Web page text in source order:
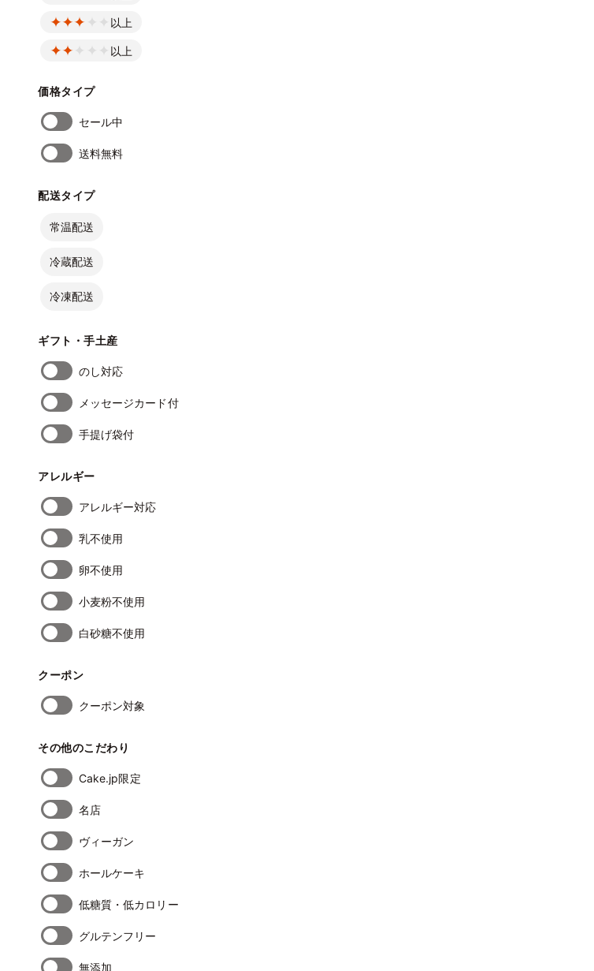
以上
以上
価格タイプ
セール中
送料無料
配送タイプ
常温配送
冷蔵配送
冷凍配送
ギフト・手土産
のし対応
メッセージカード付
手提げ袋付
アレルギー
アレルギー対応
乳不使用
卵不使用
小麦粉不使用
白砂糖不使用
クーポン
クーポン対象
その他のこだわり
Cake.jp限定
名店
ヴィーガン
ホールケーキ
低糖質・低カロリー
グルテンフリー
無添加